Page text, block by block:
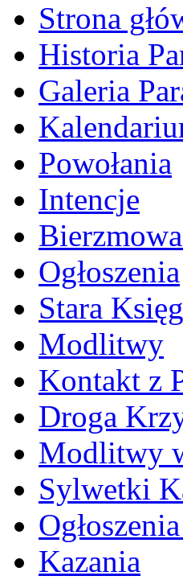
Strona
Historia
Galeria
Powołania
Intencje
Ogłoszenia
Stara
Modlitwy
Kontakt z
Droga
Modlitwy
Sylwetki
Kazania